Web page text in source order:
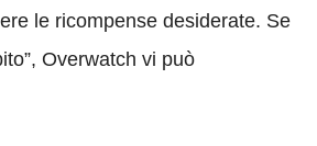
le ricompense desiderate. Se
Overwatch vi può